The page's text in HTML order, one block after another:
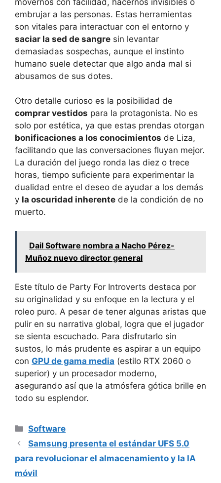
embrujar a las personas. Estas herramientas
son vitales para interactuar con el entorno y
saciar la sed de sangre sin levantar
demasiadas sospechas, aunque el instinto
humano suele detectar que algo anda mal si
abusamos de sus dotes.
Otro detalle curioso es la posibilidad de
comprar vestidos para la protagonista. No es
solo por estética, ya que estas prendas otorgan
bonificaciones a los conocimientos de Liza,
facilitando que las conversaciones fluyan mejor.
La duración del juego ronda las diez o trece
horas, tiempo suficiente para experimentar la
dualidad entre el deseo de ayudar a los demás
y la oscuridad inherente de la condición de no
muerto.
Dail Software nombra a Nacho Pérez-
Muñoz nuevo director general
Este título de Party For Introverts destaca por
su originalidad y su enfoque en la lectura y el
roleo puro. A pesar de tener algunas aristas que
pulir en su narrativa global, logra que el jugador
se sienta escuchado. Para disfrutarlo sin
sustos, lo más prudente es aspirar a un equipo
con GPU de gama media (estilo RTX 2060 o
superior) y un procesador moderno,
asegurando así que la atmósfera gótica brille en
todo su esplendor.
Categorías
Software
Samsung presenta el estándar UFS 5.0
para revolucionar el almacenamiento y la IA
móvil